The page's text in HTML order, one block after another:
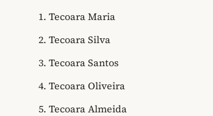
Tecoara Maria
Tecoara Silva
Tecoara Santos
Tecoara Oliveira
Tecoara Almeida